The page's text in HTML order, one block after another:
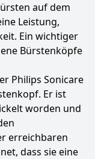
auf dem
Leistung,
Ein wichtiger
Bürstenköpfe
Philips Sonicare
Er ist
worden und
erreichbaren
dass sie eine